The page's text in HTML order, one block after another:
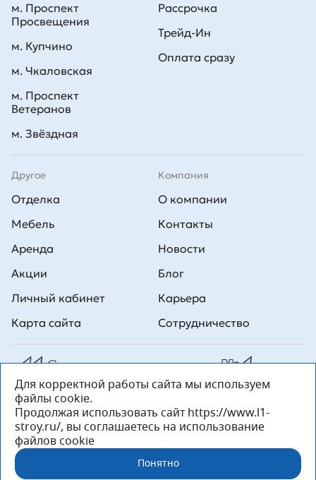
Рассрочка
Трейд-Ин
Оплата сразу
Другое
Отделка
Мебель
Аренда
Акции
Личный кабинет
Карта сайта
Компания
О компании
Контакты
Новости
Блог
Карьера
Сотрудничество
м. Проспект
Просвещения
м. Купчино
м. Чкаловская
м. Проспект
Ветеранов
м. Звёздная
Все права на публикуемые на сайте материалы принадлежат
ООО Л1 Строительная комания №1. Любая информация,
представленная на данном сайте, носит исключительно
информационный характер и ни при каких условиях не является
публичной офертой, определяемой положениями статьи 437 ГК РФ.
«ООО «Л1 Строительная Компания №1» 196233, Санкт-Петербург, ул.
Орджоникидзе, д. 52, литер А, пом. 92-Н, офис 4 ИНН 7810269443,
ОГРН 1027804853559»
Для корректной работы сайта мы используем
файлы cookie.
Продолжая использовать сайт https://www.l1-
stroy.ru/, вы соглашаетесь на использование
файлов cookie
Понятно